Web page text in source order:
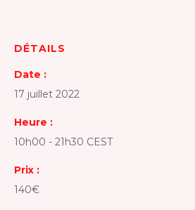
DÉTAILS
Date :
17 juillet 2022
Heure :
10h00 - 21h30 CEST
Prix :
140€